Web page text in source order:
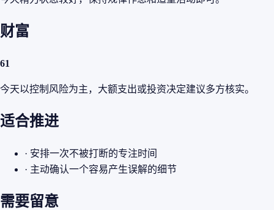
财富
61
今天以控制风险为主，大额支出或投资决定建议多方核实。
适合推进
· 安排一次不被打断的专注时间
· 主动确认一个容易产生误解的细节
需要留意